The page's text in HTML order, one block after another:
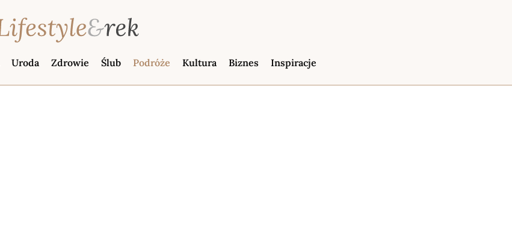
Uroda Zdrowie Ślub Podróże Kultura Biznes Inspiracje